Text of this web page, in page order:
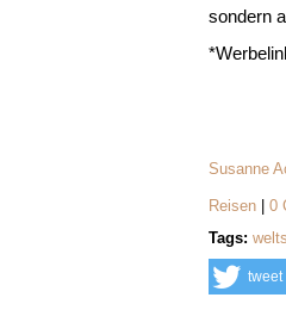
sondern
Susanne
Reisen 0
Tags:
tweet